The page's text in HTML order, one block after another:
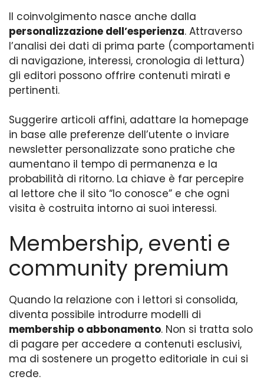
Il coinvolgimento nasce anche dalla
personalizzazione dell’esperienza. Attraverso
l’analisi dei dati di prima parte (comportamenti
di navigazione, interessi, cronologia di lettura)
gli editori possono offrire contenuti mirati e
pertinenti.
Suggerire articoli affini, adattare la homepage
in base alle preferenze dell’utente o inviare
newsletter personalizzate sono pratiche che
aumentano il tempo di permanenza e la
probabilità di ritorno. La chiave è far percepire
al lettore che il sito “lo conosce” e che ogni
visita è costruita intorno ai suoi interessi.
Membership, eventi e
community premium
Quando la relazione con i lettori si consolida,
diventa possibile introdurre modelli di
membership o abbonamento. Non si tratta solo
di pagare per accedere a contenuti esclusivi,
ma di sostenere un progetto editoriale in cui si
crede.